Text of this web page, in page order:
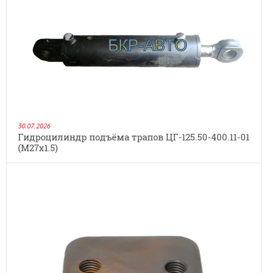
30.07.2026
Гидроцилиндр подъёма трапов ЦГ-125.50-400.11-01
(М27х1.5)